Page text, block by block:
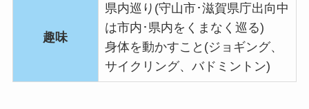
趣味
県内巡り(守山市･滋賀県庁出向中
は市内･県内をくまなく巡る)
身体を動かすこと(ジョギング、
サイクリング、バドミントン)